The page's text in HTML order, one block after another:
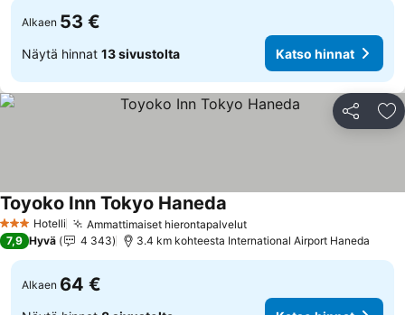
Alkaen 53 €
Näytä hinnat 13 sivustolta Katso hinnat
Jaa
3 Tähtiluokitus
Hotelli Ammattimaiset hierontapalvelutKatso hinnat
Toyoko Inn Tokyo Haneda
7,9 Hyvä 4 343 3.4 km kohteesta International Airport Haneda
Alkaen 64 €